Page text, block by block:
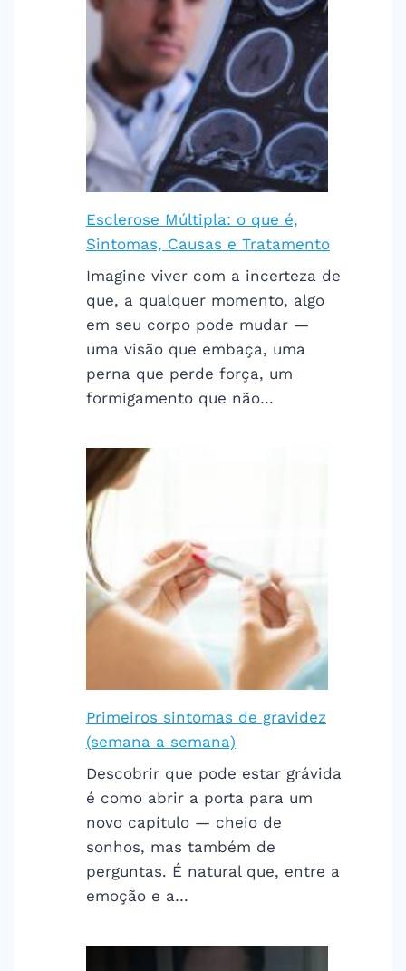
Esclerose Múltipla: o que é,
Sintomas, Causas e Tratamento
Imagine viver com a incerteza de
que, a qualquer momento, algo
em seu corpo pode mudar —
uma visão que embaça, uma
perna que perde força, um
formigamento que não…
Primeiros sintomas de gravidez
(semana a semana)
Descobrir que pode estar grávida
é como abrir a porta para um
novo capítulo — cheio de
sonhos, mas também de
perguntas. É natural que, entre a
emoção e a…